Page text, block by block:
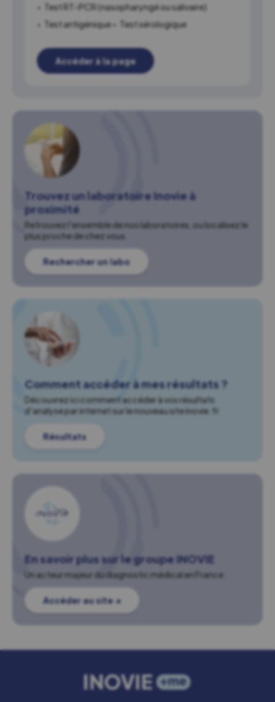
Test RT-PCR (nasopharyngé ou salivaire)
Test antigénique
Test sérologique
Accéder à la page
Trouvez un laboratoire Inovie à
proximité
Retrouvez l'ensemble de nos laboratoires, ou localisez le
plus proche de chez vous.
Rechercher un labo
Comment accéder à mes résultats ?
Découvrez ici comment accéder à vos résultats
d'analyse par internet sur le nouveau site inovie.fr
Résultats
En savoir plus sur le groupe INOVIE
Un acteur majeur du diagnostic médical en France.
Accéder au site ↗